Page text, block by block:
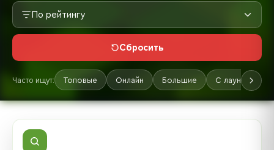
По рейтингу
Сбросить
Часто ищут: Топовые Онлайн Большие С лаунчером